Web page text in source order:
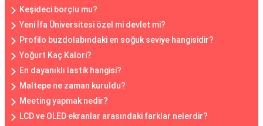
Keşideci borçlu mu?
Yeni İfa Üniversitesi özel mi devlet mi?
Profilo buzdolabındaki en soğuk seviye hangisidir?
Yoğurt Kaç Kalori?
En dayanıklı lastik hangisi?
Maltepe ne zaman kuruldu?
Meeting yapmak nedir?
LCD ve OLED ekranlar arasındaki farklar nelerdir?